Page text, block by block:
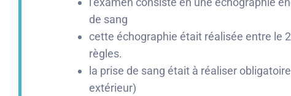
de sang
cette échographie était réalisée entre le
règles.
la prise de sang était à réaliser
extérieur)